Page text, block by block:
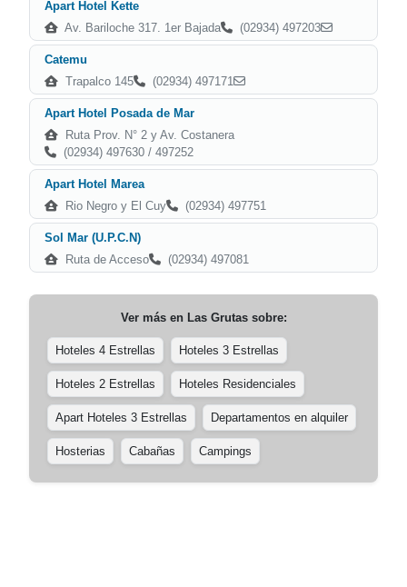
Apart Hotel Kette
Av. Bariloche 317. 1er Bajada
(02934) 497203
Catemu
Trapalco 145
(02934) 497171
Apart Hotel Posada de Mar
Ruta Prov. N° 2 y Av. Costanera
(02934) 497630 / 497252
Apart Hotel Marea
Ri­o Negro y El Cuy
(02934) 497751
Sol Mar (U.P.C.N)
Ruta de Acceso
(02934) 497081
Ver más en Las Grutassobre:
Hoteles 4 Estrellas Hoteles 3 Estrellas
Hoteles 2 Estrellas Hoteles Residenciales
Apart Hoteles 3 Estrellas Departamentos en alquiler
Hosterias Cabañas Campings